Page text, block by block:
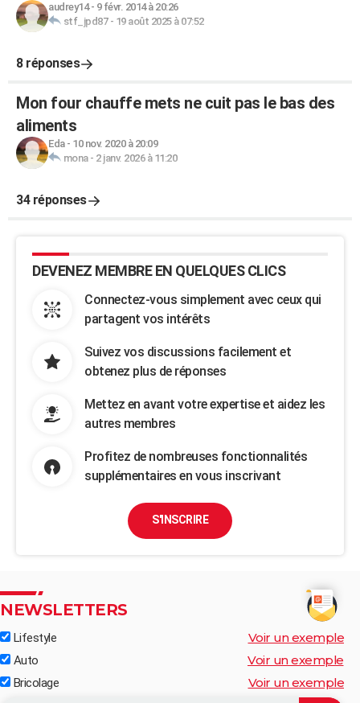
audrey14- 9 févr. 2014 à 20:26
stf_jpd87- 19 août 2025 à 07:52
8 réponses
Mon four chauffe mets ne cuit pas le bas des
aliments
Eda- 10 nov. 2020 à 20:09
mona- 2 janv. 2026 à 11:20
34 réponses
DEVENEZ MEMBRE EN QUELQUES CLICS
Connectez-vous simplement avec ceux qui
partagent vos intérêts
Suivez vos discussions facilement et
obtenez plus de réponses
Mettez en avant votre expertise et aidez les
autres membres
Profitez de nombreuses fonctionnalités
supplémentaires en vous inscrivant
S'INSCRIRE
NEWSLETTERS
Lifestyle Voir un exemple
Auto Voir un exemple
Bricolage Voir un exemple